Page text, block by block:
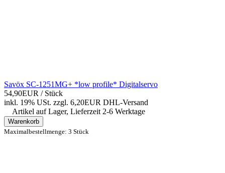
Savöx SC-1251MG+ *low profile* Digitalservo
54,90EUR / Stück
inkl. 19% USt. zzgl. 6,20EUR DHL-Versand
Artikel auf Lager, Lieferzeit 2-6 Werktage
Warenkorb
Maximalbestellmenge: 3 Stück